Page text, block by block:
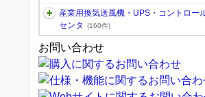
産業用換気送風機・UPS・コントロー
センタ
(160件)
お問い合わせ